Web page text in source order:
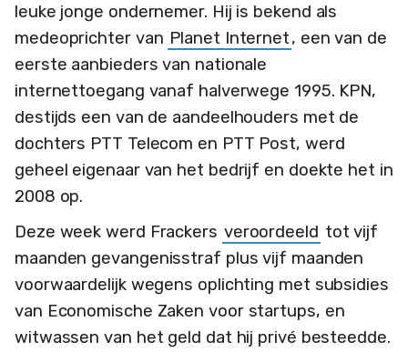
leuke jonge ondernemer. Hij is bekend als
medeoprichter van Planet Internet, een van de
eerste aanbieders van nationale
internettoegang vanaf halverwege 1995. KPN,
destijds een van de aandeelhouders met de
dochters PTT Telecom en PTT Post, werd
geheel eigenaar van het bedrijf en doekte het in
2008 op.
Deze week werd Frackers veroordeeld tot vijf
maanden gevangenisstraf plus vijf maanden
voorwaardelijk wegens oplichting met subsidies
van Economische Zaken voor startups, en
witwassen van het geld dat hij privé besteedde.